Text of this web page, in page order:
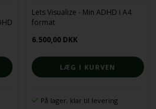
Lets Visualize - Min ADHD i A4
format
6.500,00 DKK
På lager, klar til levering